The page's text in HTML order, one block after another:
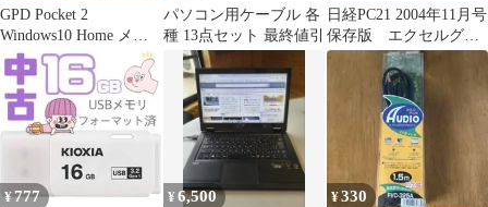
GPD Pocket 2
Windows10 Home メモ
リ8GB
パソコン用ケーブル 各
種 13点セット 最終値引
日経PC21 2004年11月号
保存版 エクセルグラ
フ作成 達人ワザ
¥777 ¥6,500 ¥330